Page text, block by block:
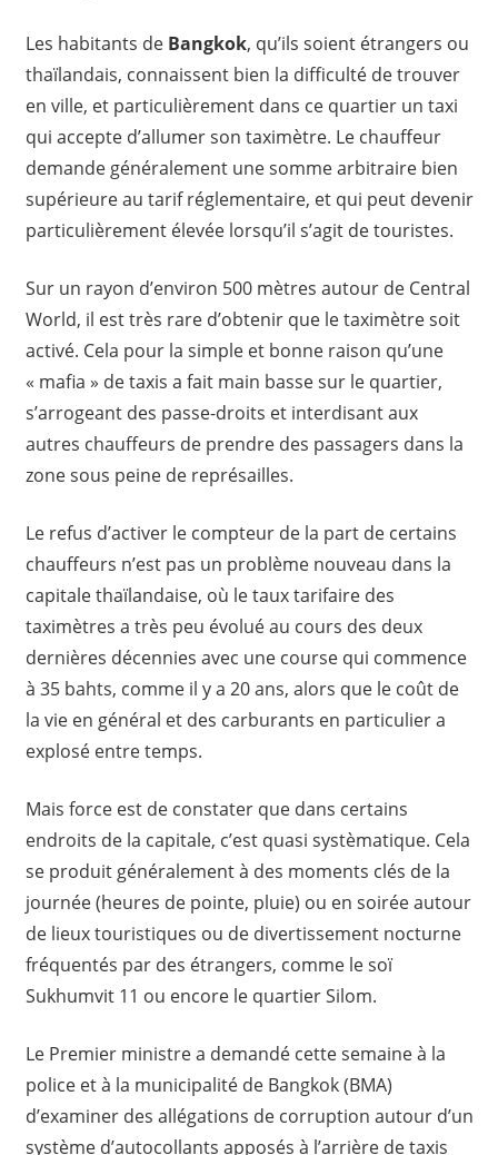
Les habitants de Bangkok, qu’ils soient étrangers ou
thaïlandais, connaissent bien la difficulté de trouver
en ville, et particulièrement dans ce quartier un taxi
qui accepte d’allumer son taximètre. Le chauffeur
demande généralement une somme arbitraire bien
supérieure au tarif réglementaire, et qui peut devenir
particulièrement élevée lorsqu’il s’agit de touristes.
Sur un rayon d’environ 500 mètres autour de Central
World, il est très rare d’obtenir que le taximètre soit
activé. Cela pour la simple et bonne raison qu’une
« mafia » de taxis a fait main basse sur le quartier,
s’arrogeant des passe-droits et interdisant aux
autres chauffeurs de prendre des passagers dans la
zone sous peine de représailles.
Le refus d’activer le compteur de la part de certains
chauffeurs n’est pas un problème nouveau dans la
capitale thaïlandaise, où le taux tarifaire des
taximètres a très peu évolué au cours des deux
dernières décennies avec une course qui commence
à 35 bahts, comme il y a 20 ans, alors que le coût de
la vie en général et des carburants en particulier a
explosé entre temps.
Mais force est de constater que dans certains
endroits de la capitale, c’est quasi systèmatique. Cela
se produit généralement à des moments clés de la
journée (heures de pointe, pluie) ou en soirée autour
de lieux touristiques ou de divertissement nocturne
fréquentés par des étrangers, comme le soï
Sukhumvit 11 ou encore le quartier Silom.
Le Premier ministre a demandé cette semaine à la
police et à la municipalité de Bangkok (BMA)
d’examiner des allégations de corruption autour d’un
système d’autocollants apposés à l’arrière de taxis